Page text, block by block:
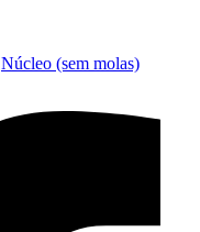
Núcleo (sem molas)